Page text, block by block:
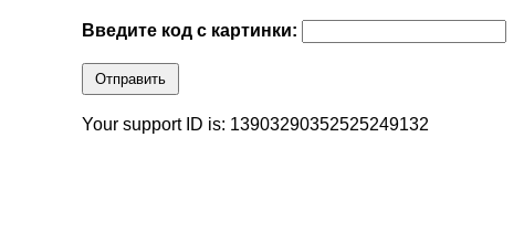
Введите код с картинки:
Отправить
Your support ID is: 13903290352525249132